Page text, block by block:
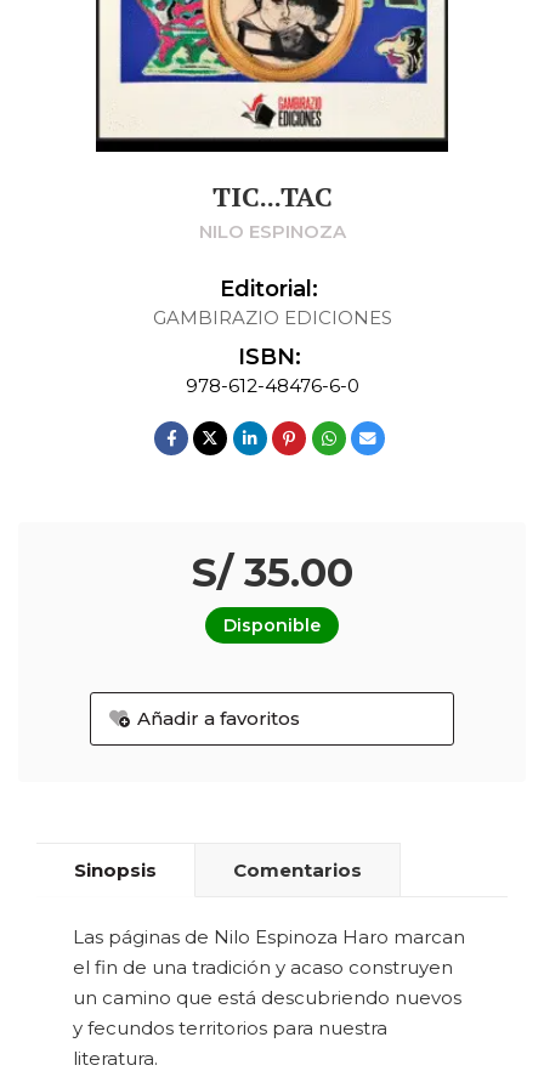
TIC...TAC
NILO ESPINOZA
Editorial:
GAMBIRAZIO EDICIONES
ISBN:
978-612-48476-6-0
S/ 35.00
Disponible
Añadir a favoritos
Sinopsis Comentarios
Las páginas de Nilo Espinoza Haro marcan
el fin de una tradición y acaso construyen
un camino que está descubriendo nuevos
y fecundos territorios para nuestra
literatura.